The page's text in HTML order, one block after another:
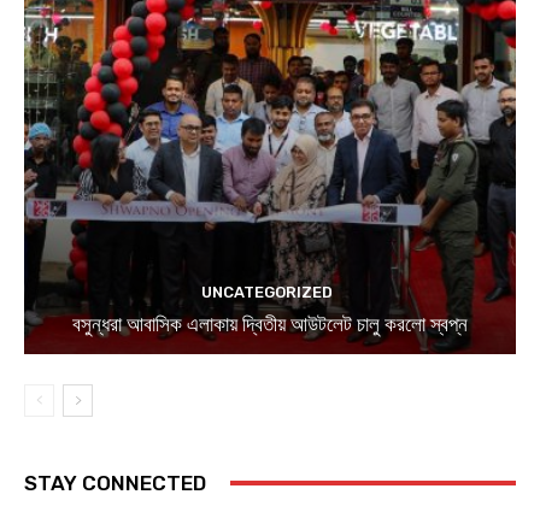
UNCATEGORIZED
বসুন্ধরা আবাসিক এলাকায় দ্বিতীয় আউটলেট চালু করলো স্বপ্ন
STAY CONNECTED